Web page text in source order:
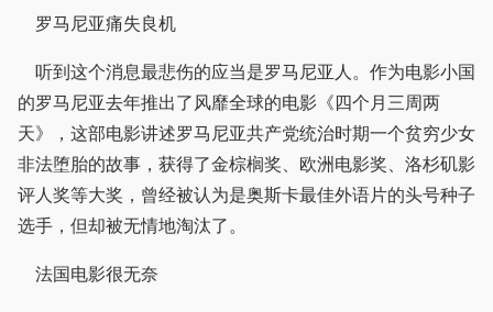
罗马尼亚痛失良机
听到这个消息最悲伤的应当是罗马尼亚人。作为电影小国
的罗马尼亚去年推出了风靡全球的电影《四个月三周两
天》，这部电影讲述罗马尼亚共产党统治时期一个贫穷少女
非法堕胎的故事，获得了金棕榈奖、欧洲电影奖、洛杉矶影
评人奖等大奖，曾经被认为是奥斯卡最佳外语片的头号种子
选手，但却被无情地淘汰了。
法国电影很无奈